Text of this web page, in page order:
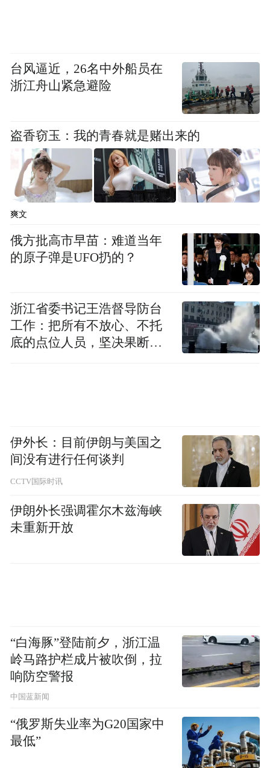
台风逼近，26名中外船员在
浙江舟山紧急避险
盗香窃玉：我的青春就是赌出来的
爽文
俄方批高市早苗：难道当年
的原子弹是UFO扔的？
浙江省委书记王浩督导防台
工作：把所有不放心、不托
底的点位人员，坚决果断转
伊外长：目前伊朗与美国之
间没有进行任何谈判
CCTV国际时讯
伊朗外长强调霍尔木兹海峡
未重新开放
“白海豚”登陆前夕，浙江温
岭马路护栏成片被吹倒，拉
响防空警报
中国蓝新闻
“俄罗斯失业率为G20国家中
最低”